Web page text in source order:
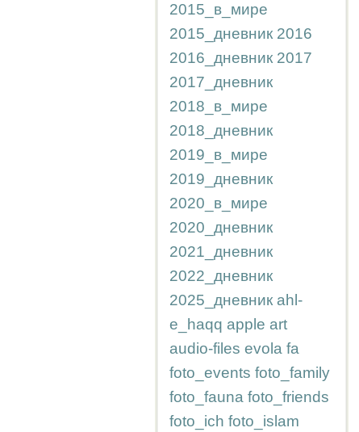
2015_в_мире
2015_дневник 2016
2016_дневник 2017
2017_дневник
2018_в_мире
2018_дневник
2019_в_мире
2019_дневник
2020_в_мире
2020_дневник
2021_дневник
2022_дневник
2025_дневник ahl-
e_haqq apple art
audio-files evola fa
foto_events foto_family
foto_fauna foto_friends
foto_ich foto_islam